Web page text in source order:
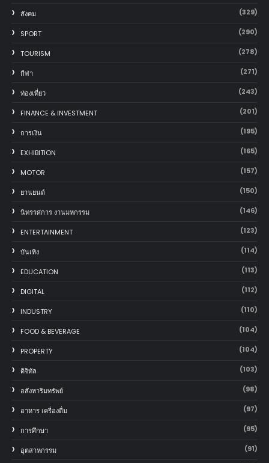
สังคม (329)
SPORT (290)
TOURISM (278)
กีฬา (271)
ท่องเที่ยว (243)
FINANCE & INVESTMENT (201)
การเงิน (195)
EXHIBITION (165)
MOTOR (157)
‎ยานยนต์‎ (150)
นิทรรศการ งานมหกรรม (146)
ENTERTAINMENT (123)
บันเทิง (114)
EDUCATION (113)
DIGITAL (112)
INDUSTRY (110)
FOOD & BEVERAGE (104)
PROPERTY (104)
ดิจิทัล (103)
อสังหาริมทรัพย์ (98)
อาหาร เครื่องดื่ม (97)
การศึกษา (95)
อุตสาหกรรม (91)